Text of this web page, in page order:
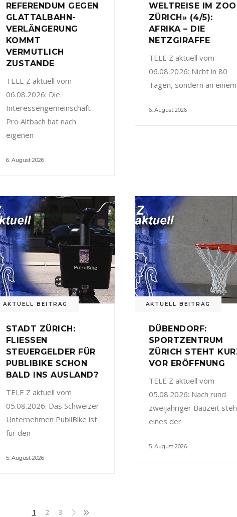
REFERENDUM GEGEN
GLATTALBAHN-
VERLÄNGERUNG
KOMMT
VERMUTLICH
ZUSTANDE
TELE Z aktuell vom
06.08.2026: Die
Interessengemeinschaft
Pro Altbach hat nach
eigenen
6. August 2026
WELTREISE IM ZOO
ZÜRICH» (4/5):
AFRIKA – DIE
NETZGIRAFFE
TELE Z aktuell vom
06.08.2026: Nicht in 80
Tagen, sondern an einem
6. August 2026
AKTUELL BEITRAG
STADT ZÜRICH:
FLIESSEN
STEUERGELDER FÜR
PUBLIBIKE SCHON
BALD INS AUSLAND?
TELE Z aktuell vom
05.08.2026: Das Schweizer
Unternehmen PubliBike ist
für den
5. August 2026
AKTUELL BEITRAG
DÜBENDORF:
SPORTZENTRUM
ZÜRICH STEHT
VOR ERÖFFNUNG
TELE Z aktuell vom
05.08.2026: Nach rund
zweijähriger Bauzeit
eines der
5. August 2026
1 2 3